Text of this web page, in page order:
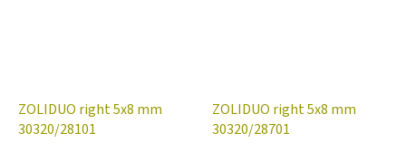
ZOLIDUO right 5x8 mm
30320/28101
ZOLIDUO right 5x8 mm
30320/28701